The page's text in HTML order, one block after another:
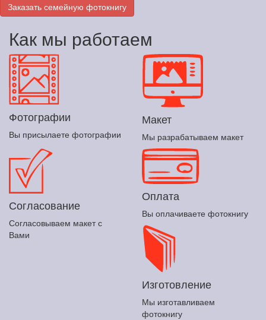
Заказать семейную фотокнигу
Как мы работаем
Фотографии
Вы присылаете фотографии
Макет
Мы разрабатываем макет
Согласование
Согласовываем макет с
Вами
Оплата
Вы оплачиваете фотокнигу
Изготовление
Мы изготавливаем
фотокнигу